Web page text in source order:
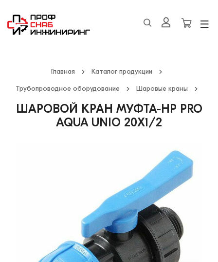
Главная Каталог продукции
Трубопроводное оборудование Шаровые краны
ШАРОВОЙ КРАН МУФТА-НР PRO
AQUA UNIO 20X1/2